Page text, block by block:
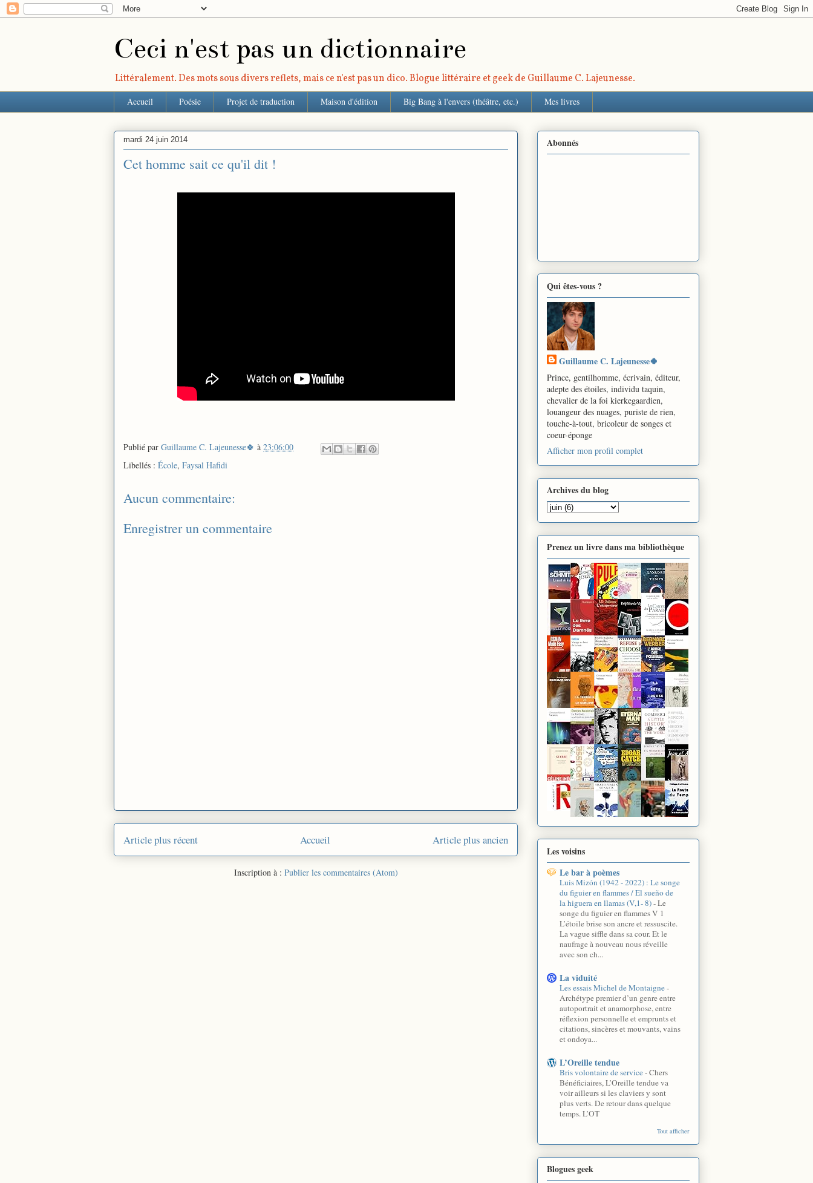
Ceci n'est pas un dictionnaire
Littéralement. Des mots sous divers reflets, mais ce n'est pas un dico. Blogue littéraire et geek de Guillaume C. Lajeunesse.
Accueil Poésie Projet de traduction Maison d'édition Big Bang à l'envers (théâtre, etc.) Mes livres
mardi 24 juin 2014
Cet homme sait ce qu'il dit !
Publié par Guillaume C. Lajeunesse🍀 à 23:06:00
Libellés : École, Faysal Hafidi
Aucun commentaire:
Enregistrer un commentaire
Article plus récent Article plus ancien
Accueil
Inscription à : Publier les commentaires (Atom)
Abonnés
Qui êtes-vous ?
Guillaume C. Lajeunesse🍀
Prince, gentilhomme, écrivain, éditeur,
adepte des étoiles, individu taquin,
chevalier de la foi kierkegaardien,
louangeur des nuages, puriste de rien,
touche-à-tout, bricoleur de songes et
coeur-éponge
Afficher mon profil complet
Archives du blog
Prenez un livre dans ma bibliothèque
Les voisins
Le bar à poèmes
Luis Mizón (1942 - 2022) : Le songe
du figuier en flammes / El sueño de
la higuera en llamas (V,1- 8)-Le
songe du figuier en flammes V 1
L’étoile brise son ancre et ressuscite.
La vague siffle dans sa cour. Et le
naufrage à nouveau nous réveille
avec son ch...
La viduité
Les essais Michel de Montaigne-
Archétype premier d’un genre entre
autoportrait et anamorphose, entre
réflexion personnelle et emprunts et
citations, sincères et mouvants, vains
et ondoya...
L’Oreille tendue
Bris volontaire de service-Chers
Bénéficiaires, L’Oreille tendue va
voir ailleurs si les claviers y sont
plus verts. De retour dans quelque
temps. L’OT
Tout afficher
Blogues geek